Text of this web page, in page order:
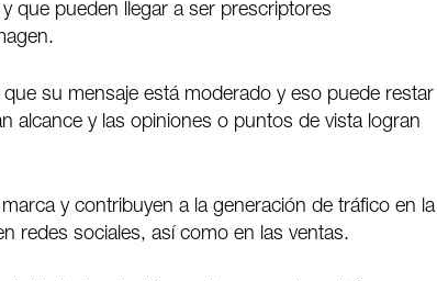
que pueden llegar a ser prescriptores
su mensaje está moderado y eso puede restar
alcance y las opiniones o puntos de vista logran
y contribuyen a la generación de tráfico en la
redes sociales, así como en las ventas.